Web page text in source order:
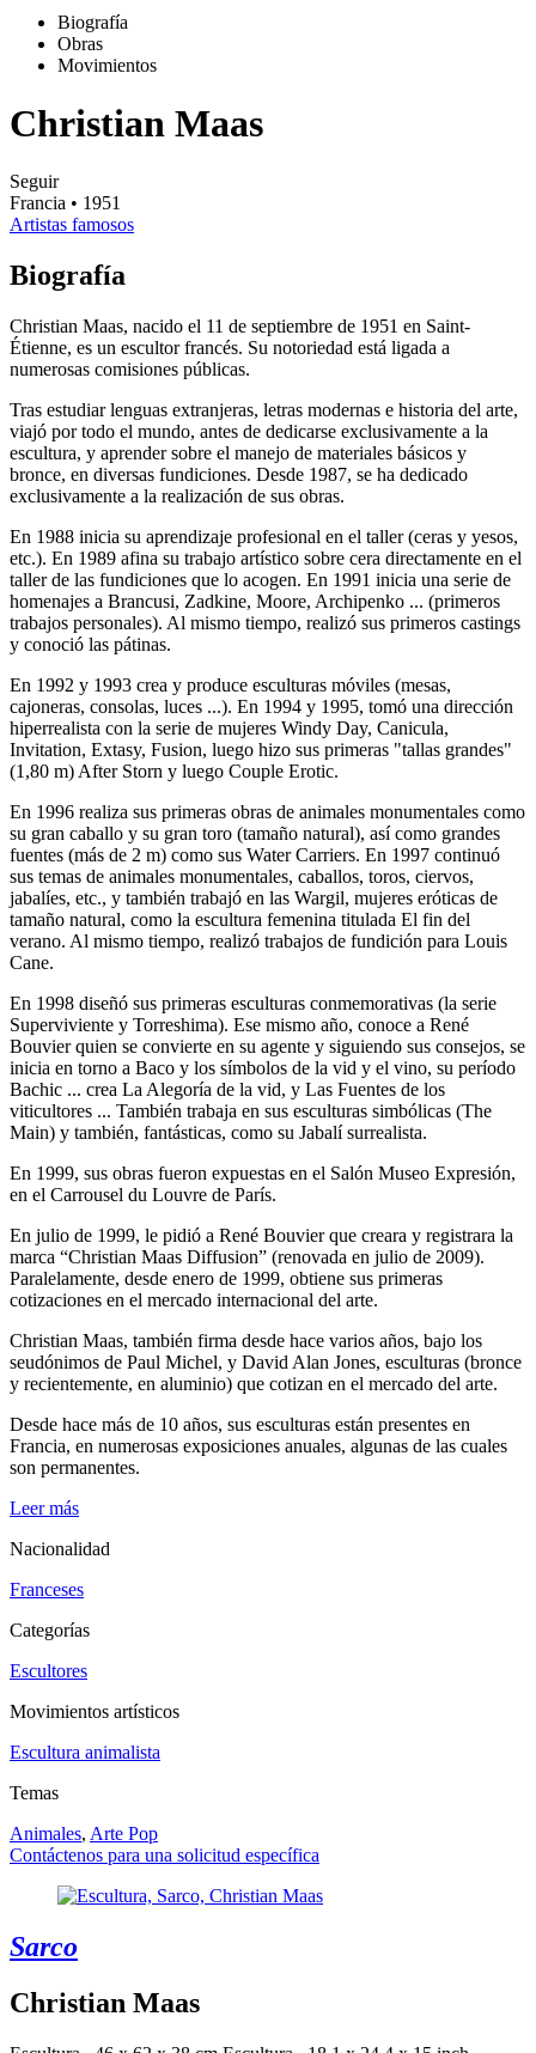
Biografía
Obras
Movimientos
Christian Maas
Seguir
Francia • 1951
Artistas famosos
Biografía
Christian Maas, nacido el 11 de septiembre de 1951 en Saint-
Étienne, es un escultor francés. Su notoriedad está ligada a
numerosas comisiones públicas.
Tras estudiar lenguas extranjeras, letras modernas e historia del arte,
viajó por todo el mundo, antes de dedicarse exclusivamente a la
escultura, y aprender sobre el manejo de materiales básicos y
bronce, en diversas fundiciones. Desde 1987, se ha dedicado
exclusivamente a la realización de sus obras.
En 1988 inicia su aprendizaje profesional en el taller (ceras y yesos,
etc.). En 1989 afina su trabajo artístico sobre cera directamente en el
taller de las fundiciones que lo acogen. En 1991 inicia una serie de
homenajes a Brancusi, Zadkine, Moore, Archipenko ... (primeros
trabajos personales). Al mismo tiempo, realizó sus primeros castings
y conoció las pátinas.
En 1992 y 1993 crea y produce esculturas móviles (mesas,
cajoneras, consolas, luces ...). En 1994 y 1995, tomó una dirección
hiperrealista con la serie de mujeres Windy Day, Canicula,
Invitation, Extasy, Fusion, luego hizo sus primeras "tallas grandes"
(1,80 m) After Storn y luego Couple Erotic.
En 1996 realiza sus primeras obras de animales monumentales como
su gran caballo y su gran toro (tamaño natural), así como grandes
fuentes (más de 2 m) como sus Water Carriers. En 1997 continuó
sus temas de animales monumentales, caballos, toros, ciervos,
jabalíes, etc., y también trabajó en las Wargil, mujeres eróticas de
tamaño natural, como la escultura femenina titulada El fin del
verano. Al mismo tiempo, realizó trabajos de fundición para Louis
Cane.
En 1998 diseñó sus primeras esculturas conmemorativas (la serie
Superviviente y Torreshima). Ese mismo año, conoce a René
Bouvier quien se convierte en su agente y siguiendo sus consejos, se
inicia en torno a Baco y los símbolos de la vid y el vino, su período
Bachic ... crea La Alegoría de la vid, y Las Fuentes de los
viticultores ... También trabaja en sus esculturas simbólicas (The
Main) y también, fantásticas, como su Jabalí surrealista.
En 1999, sus obras fueron expuestas en el Salón Museo Expresión,
en el Carrousel du Louvre de París.
En julio de 1999, le pidió a René Bouvier que creara y registrara la
marca “Christian Maas Diffusion” (renovada en julio de 2009).
Paralelamente, desde enero de 1999, obtiene sus primeras
cotizaciones en el mercado internacional del arte.
Christian Maas, también firma desde hace varios años, bajo los
seudónimos de Paul Michel, y David Alan Jones, esculturas (bronce
y recientemente, en aluminio) que cotizan en el mercado del arte.
Desde hace más de 10 años, sus esculturas están presentes en
Francia, en numerosas exposiciones anuales, algunas de las cuales
son permanentes.
Leer más
Nacionalidad
Franceses
Categorías
Escultores
Movimientos artísticos
Escultura animalista
Temas
Animales, Arte Pop
Contáctenos para una solicitud específica
Sarco
Christian Maas